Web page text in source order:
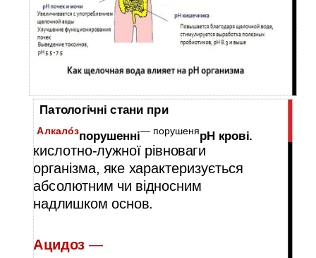
Патологічні стани при
Алкало́зпорушенні— порушенярН крові.
кислотно-лужної рівноваги
організма, яке характеризується
абсолютним чи відносним
надлишком основ.
Ацидоз —